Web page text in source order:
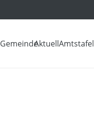
GemeindeAktuellAmtstafel